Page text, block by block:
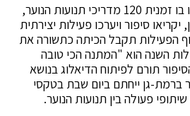
ביום שישי (23.9.11 ) יכנסו בו זמנית 120 מדריכי תנועות הנוער,
יקריאו סיפור ויערכו פעילות יצירתית
הפעילות תקבל הכיתה כתשורה את
השנה הוא "המתנה הכי טובה
תורם לפיתוח הדיאלוג בנושא
ברמת-גן ייחתם ביום שבת בטקסי
פעולה בין תנועות הנוער.